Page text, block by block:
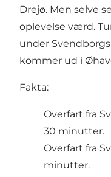
Drejø. Men selve
oplevelse værd.
under
kommer ud i
Fakta:
Overfart fra
30 minutter.
Overfart fra
minutter.